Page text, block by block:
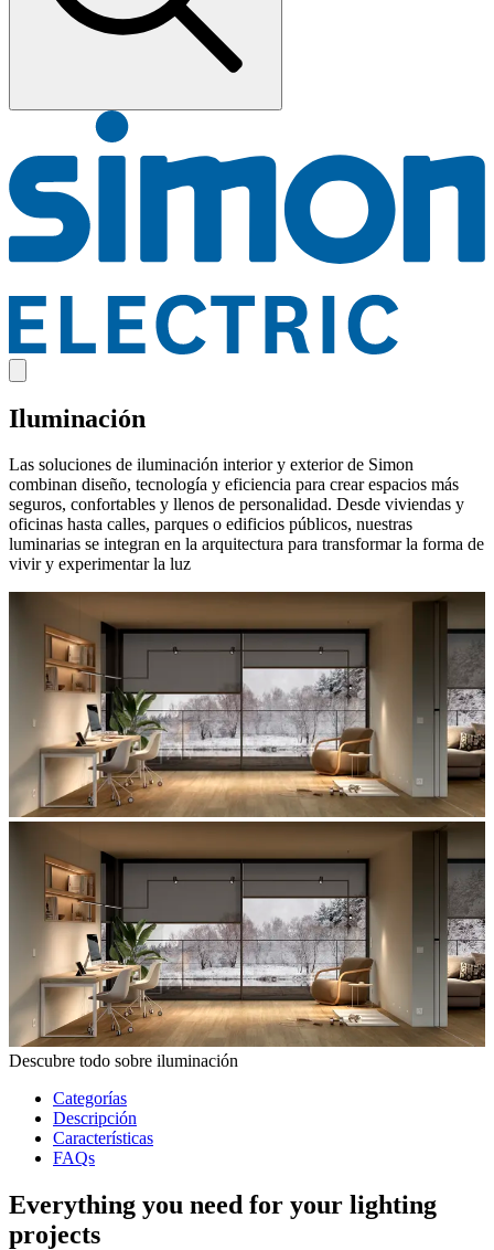
Iluminación
Las soluciones de iluminación interior y exterior de Simon
combinan diseño, tecnología y eficiencia para crear espacios más
seguros, confortables y llenos de personalidad. Desde viviendas y
oficinas hasta calles, parques o edificios públicos, nuestras
luminarias se integran en la arquitectura para transformar la forma de
vivir y experimentar la luz
Descubre todo sobre iluminación
Categorías
Descripción
Características
FAQs
Everything you need for your lighting
projects